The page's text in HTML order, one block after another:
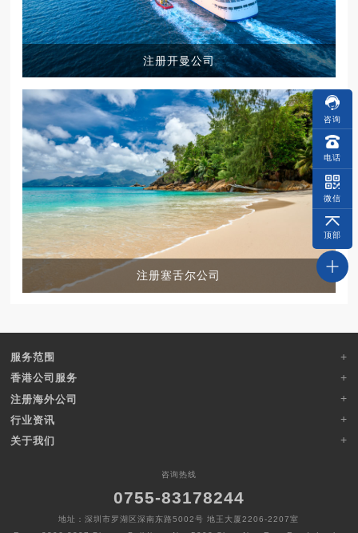
注册开曼公司
注册塞舌尔公司
服务范围
香港公司服务
注册海外公司
行业资讯
关于我们
咨询热线
0755-83178244
地址：深圳市罗湖区深南东路5002号 地王大厦2206-2207室
咨询
电话
微信
顶部